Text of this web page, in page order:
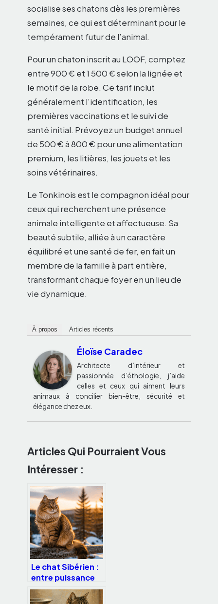
socialise ses chatons dès les premières
semaines, ce qui est déterminant pour le
tempérament futur de l’animal.
Pour un chaton inscrit au LOOF, comptez
entre 900 € et 1 500 € selon la lignée et
le motif de la robe. Ce tarif inclut
généralement l’identification, les
premières vaccinations et le suivi de
santé initial. Prévoyez un budget annuel
de 500 € à 800 € pour une alimentation
premium, les litières, les jouets et les
soins vétérinaires.
Le Tonkinois est le compagnon idéal pour
ceux qui recherchent une présence
animale intelligente et affectueuse. Sa
beauté subtile, alliée à un caractère
équilibré et une santé de fer, en fait un
membre de la famille à part entière,
transformant chaque foyer en un lieu de
vie dynamique.
À propos Articles récents
Éloïse Caradec
Architecte d’intérieur et
passionnée d’éthologie, j’aide
celles et ceux qui aiment leurs
animaux à concilier bien-être, sécurité et
élégance chez eux.
Articles Qui Pourraient Vous
Intéresser :
Le chat Sibérien :
entre puissance
sauvage et
tempérament